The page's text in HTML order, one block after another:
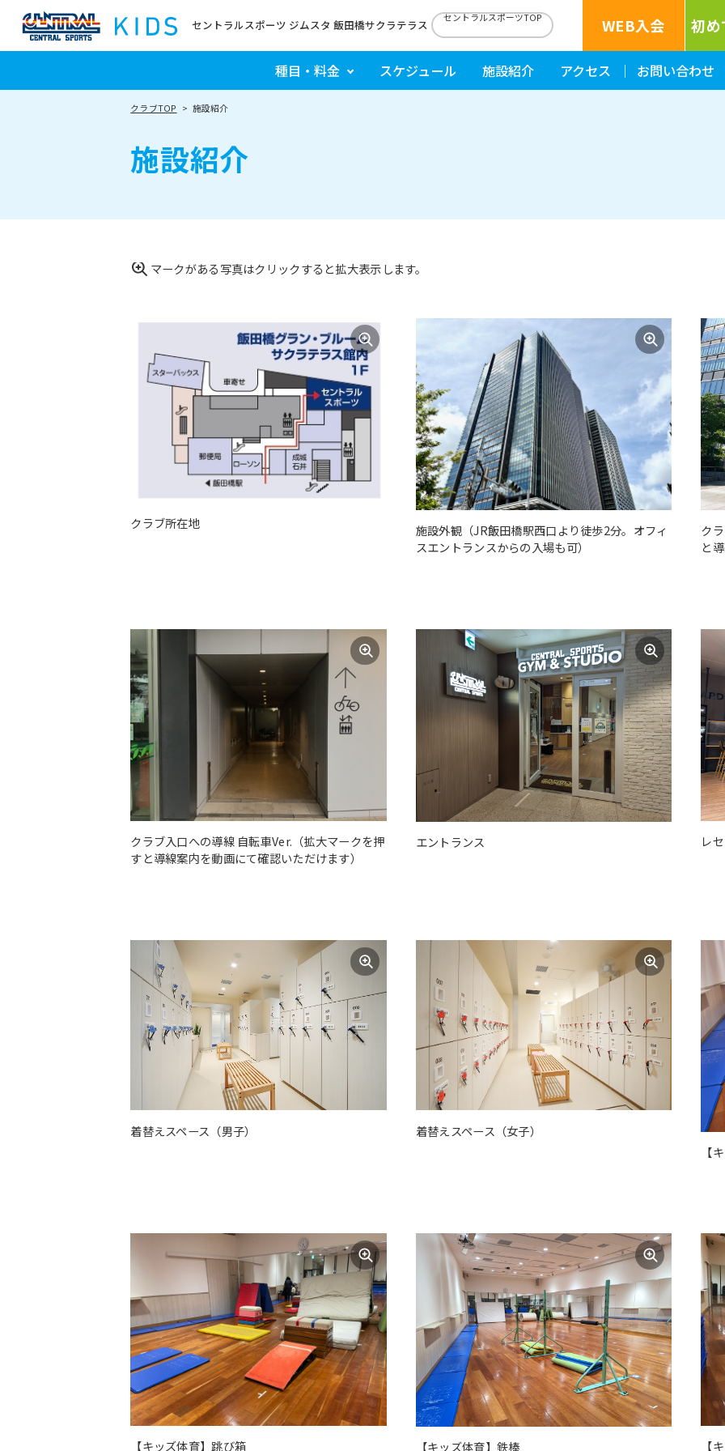
セントラルスポーツ ジムスタ 飯田橋サクラテラス セントラルスポーツTOP WEB入会 初
種目・料金 スケジュール 施設紹介 アクセス お問い合わせ
クラブTOP 施設紹介
施設紹介
マークがある写真はクリックすると拡大表示します。
クラブ所在地
施設外観（JR飯田橋駅西口より徒歩2分。オフィ
スエントランスからの入場も可）
ク
と
クラブ入口への導線 自転車Ver.（拡大マークを押
すと導線案内を動画にて確認いただけます）
エントランス レ
着替えスペース（男子）
着替えスペース（女子）
【
【キッズ体育】跳び箱 【キッズ体育】鉄棒 【
For foreigners
the top page.
However, if you use an automatic
translation service, the Japanese
version of this website will be
translated mechanically, so it may
not be an accurate translation.
The translation may differ from the
original content. We ask that you
fully understand this before using
the service.
Automatic translation start